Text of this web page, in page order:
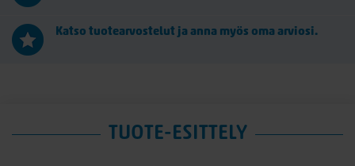
Katso tuotearvostelut ja anna myös oma arviosi.
TUOTE-ESITTELY